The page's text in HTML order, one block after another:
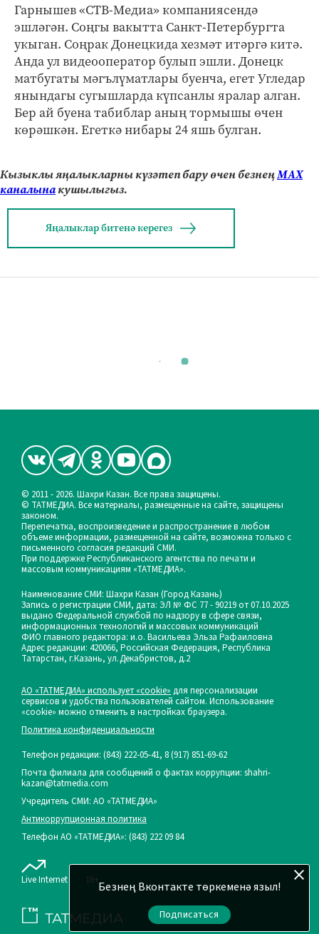
Гарнышев «СТВ-Медиа» компаниясендә
эшләгән. Соңгы вакытта Санкт-Петербургта
укыган. Соңрак Донецкида хезмәт итәргә китә.
Анда ул видеооператор булып эшли. Донецк
матбугаты мәгълүматлары буенча, егет Угледар
янындагы сугышларда күпсанлы яралар алган.
Бер ай буена табиблар аның тормышы өчен
көрәшкән. Егеткә нибары 24 яшь булган.
Кызыклы яңалыкларны күзәтеп бару өчен безнеңМАХ
каналынакушылыгыз.
Яңалыклар битенә керегез
Безнең Вконтакте төркеменә языл!
Подписаться
© 2011 - 2026. Шахри Казан. Все права защищены.
© ТАТМЕДИА. Все материалы, размещенные на сайте, защищены
законом.
Перепечатка, воспроизведение и распространение в любом
объеме информации, размещенной на сайте, возможна только с
письменного согласия редакций СМИ.
При поддержке Республиканского агентства по печати и
массовым коммуникациям «ТАТМЕДИА».
Наименование СМИ: Шахри Казан (Город Казань)
Запись о регистрации СМИ, дата: ЭЛ № ФС 77 - 90219 от 07.10.2025
выдано Федеральной службой по надзору в сфере связи,
информационных технологий и массовых коммуникаций
ФИО главного редактора: и.о. Васильева Эльза Рафаиловна
Адрес редакции: 420066, Российская Федерация, Республика
Татарстан, г.Казань, ул.Декабристов, д.2
АО «ТАТМЕДИА» использует «cookie» для персонализации
сервисов и удобства пользователей сайтом. Использование
«cookie» можно отменить в настройках браузера.
Политика конфиденциальности
Телефон редакции: (843) 222-05-41, 8 (917) 851-69-62
Почта филиала для сообщений о фактах коррупции: shahri-
kazan@tatmedia.com
Учредитель СМИ: АО «ТАТМЕДИА»
Антикоррупционная политика
Телефон АО «ТАТМЕДИА»: (843) 222 09 84
Live Internet 16+